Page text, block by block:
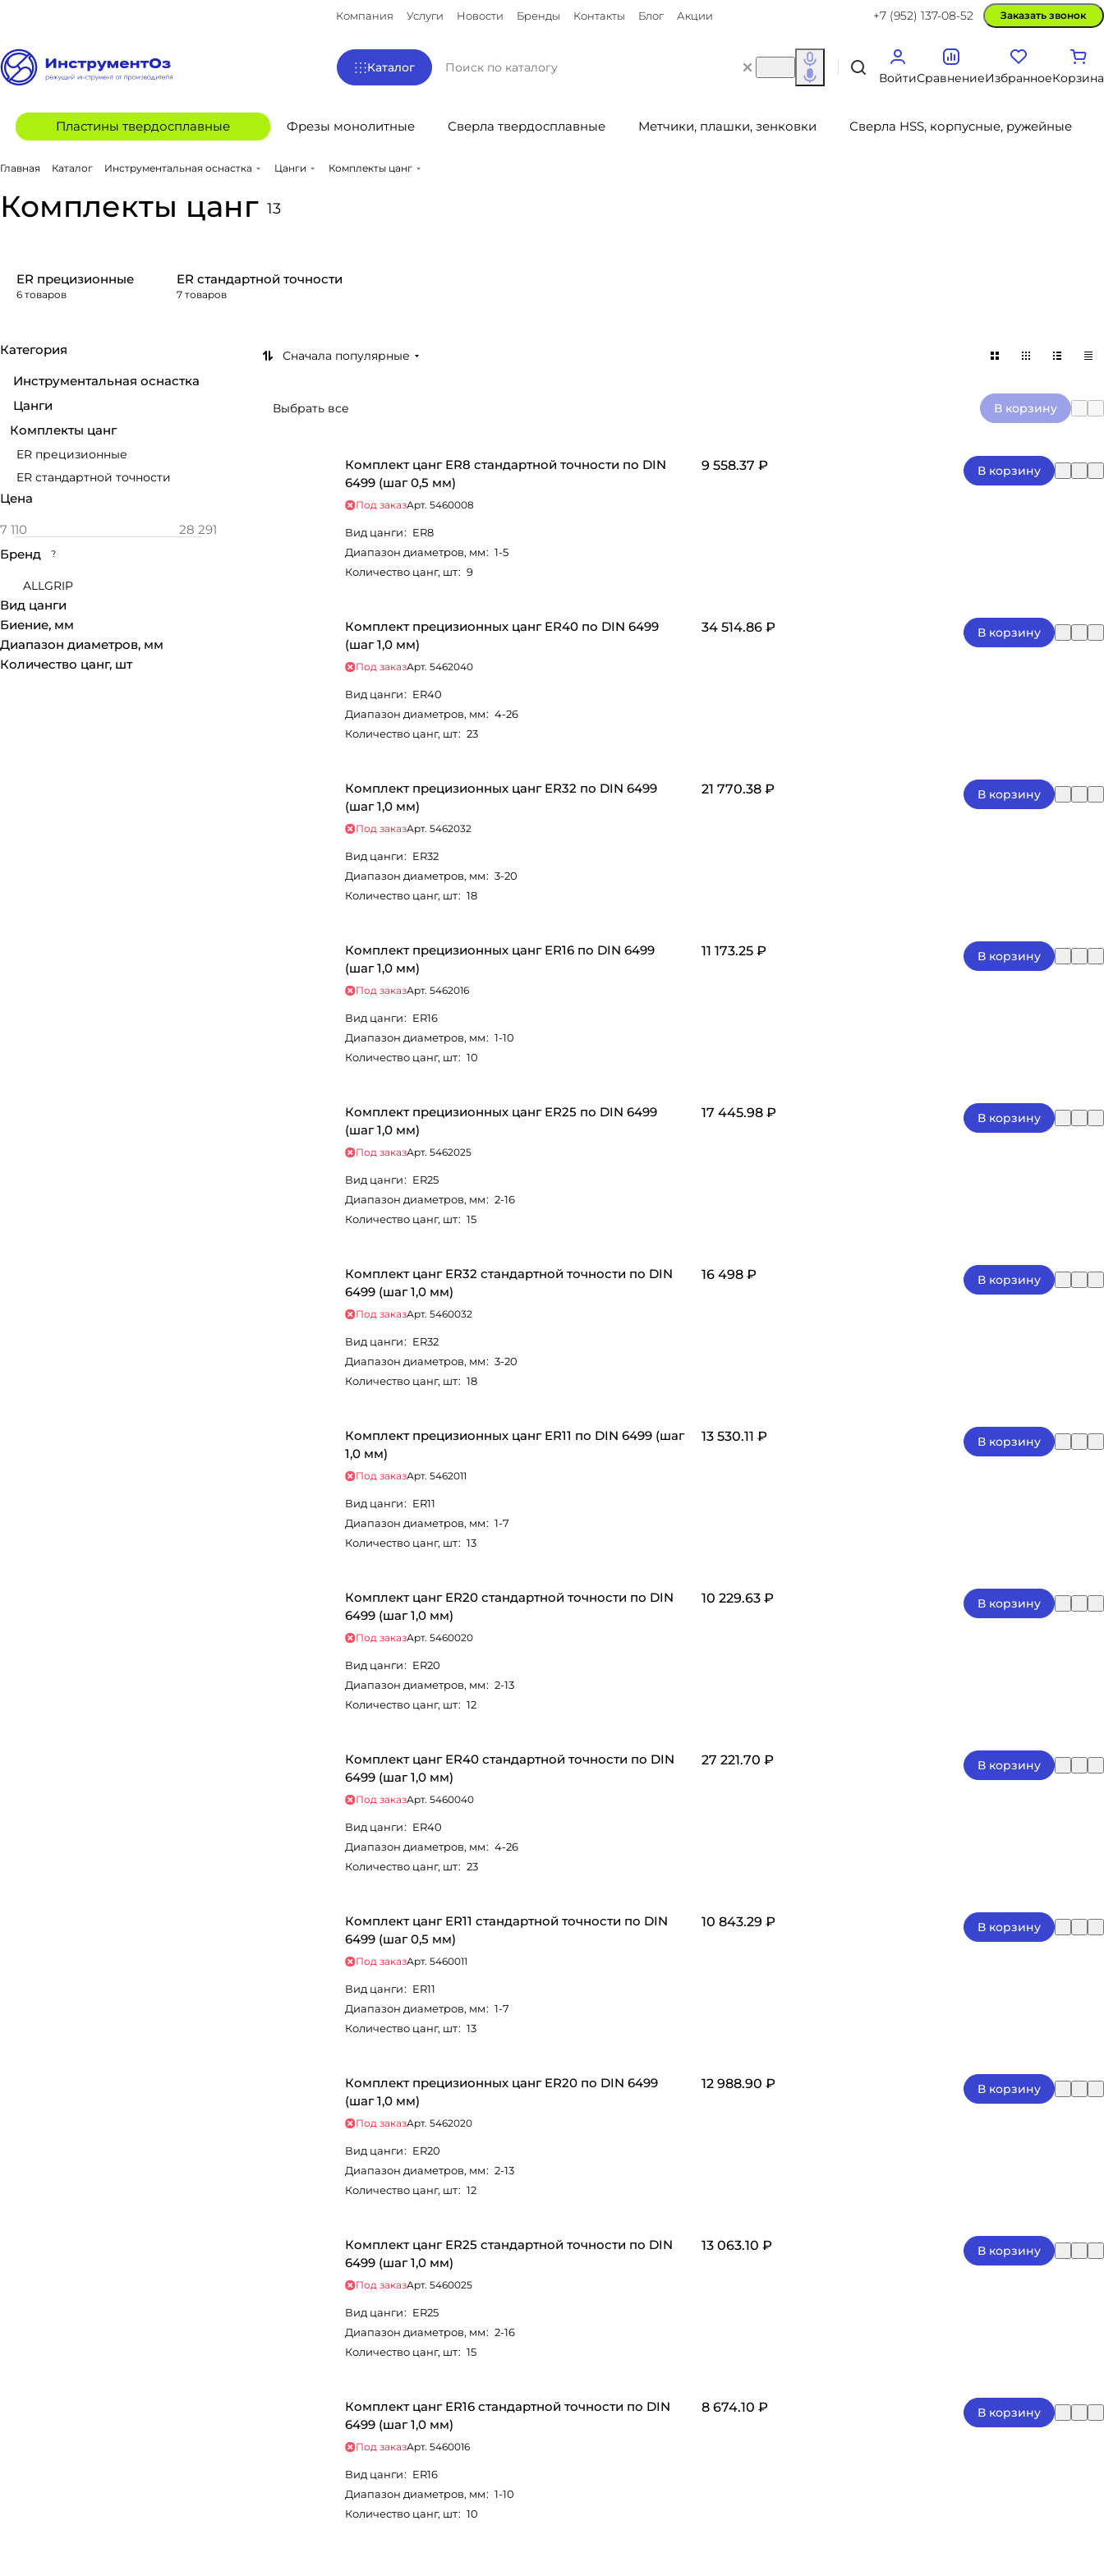
Компания Услуги Новости Бренды Контакты Блог Акции +7 (952) 137-08-52 Заказать звонок
Каталог
ВойтиСравнениеИзбранноеКорзина
Пластины твердосплавные Фрезы монолитные Сверла твердосплавные Метчики, плашки, зенковки Сверла HSS, корпусные, ружейные
Главная Каталог Инструментальная оснастка Цанги Комплекты цанг
Комплекты цанг 13
ER прецизионные
6 товаров
ER стандартной точности
7 товаров
Сначала популярные
Выбрать все В корзину
Комплект цанг ER8 стандартной точности по DIN
6499 (шаг 0,5 мм)
Под заказАрт. 5460008
9 558.37 ₽ В корзину
Вид цанги: ER8
Диапазон диаметров, мм: 1-5
Количество цанг, шт: 9
Комплект прецизионных цанг ER40 по DIN 6499
(шаг 1,0 мм)
Под заказАрт. 5462040
34 514.86 ₽ В корзину
Вид цанги: ER40
Диапазон диаметров, мм: 4-26
Количество цанг, шт: 23
Комплект прецизионных цанг ER32 по DIN 6499
(шаг 1,0 мм)
Под заказАрт. 5462032
21 770.38 ₽ В корзину
Вид цанги: ER32
Диапазон диаметров, мм: 3-20
Количество цанг, шт: 18
Комплект прецизионных цанг ER16 по DIN 6499
(шаг 1,0 мм)
Под заказАрт. 5462016
11 173.25 ₽ В корзину
Вид цанги: ER16
Диапазон диаметров, мм: 1-10
Количество цанг, шт: 10
Комплект прецизионных цанг ER25 по DIN 6499
(шаг 1,0 мм)
Под заказАрт. 5462025
17 445.98 ₽ В корзину
Вид цанги: ER25
Диапазон диаметров, мм: 2-16
Количество цанг, шт: 15
Комплект цанг ER32 стандартной точности по DIN
6499 (шаг 1,0 мм)
Под заказАрт. 5460032
16 498 ₽ В корзину
Вид цанги: ER32
Диапазон диаметров, мм: 3-20
Количество цанг, шт: 18
Комплект прецизионных цанг ER11 по DIN 6499 (шаг
1,0 мм)
Под заказАрт. 5462011
13 530.11 ₽ В корзину
Вид цанги: ER11
Диапазон диаметров, мм: 1-7
Количество цанг, шт: 13
Комплект цанг ER20 стандартной точности по DIN
6499 (шаг 1,0 мм)
Под заказАрт. 5460020
10 229.63 ₽ В корзину
Вид цанги: ER20
Диапазон диаметров, мм: 2-13
Количество цанг, шт: 12
Комплект цанг ER40 стандартной точности по DIN
6499 (шаг 1,0 мм)
Под заказАрт. 5460040
27 221.70 ₽ В корзину
Вид цанги: ER40
Диапазон диаметров, мм: 4-26
Количество цанг, шт: 23
Комплект цанг ER11 стандартной точности по DIN
6499 (шаг 0,5 мм)
Под заказАрт. 5460011
10 843.29 ₽ В корзину
Вид цанги: ER11
Диапазон диаметров, мм: 1-7
Количество цанг, шт: 13
Комплект прецизионных цанг ER20 по DIN 6499
(шаг 1,0 мм)
Под заказАрт. 5462020
12 988.90 ₽ В корзину
Вид цанги: ER20
Диапазон диаметров, мм: 2-13
Количество цанг, шт: 12
Комплект цанг ER25 стандартной точности по DIN
6499 (шаг 1,0 мм)
Под заказАрт. 5460025
13 063.10 ₽ В корзину
Вид цанги: ER25
Диапазон диаметров, мм: 2-16
Количество цанг, шт: 15
Комплект цанг ER16 стандартной точности по DIN
6499 (шаг 1,0 мм)
Под заказАрт. 5460016
8 674.10 ₽ В корзину
Вид цанги: ER16
Диапазон диаметров, мм: 1-10
Количество цанг, шт: 10
Категория
Инструментальная оснастка
Цанги
Комплекты цанг
ER прецизионные
ER стандартной точности
Цена
Бренд ?
ALLGRIP
Вид цанги
Биение, мм
Диапазон диаметров, мм
Количество цанг, шт